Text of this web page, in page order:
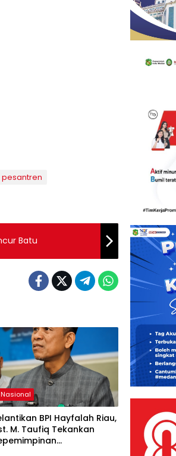
pesantren
Batu
Nasional
BPI Hayfalah Riau,
M. Taufiq Tekankan